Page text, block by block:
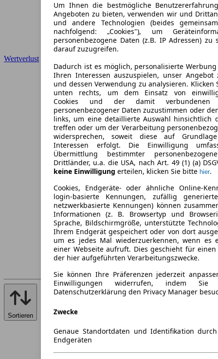
Um Ihnen die bestmögliche
Angeboten zu bieten, verwenden wir und
und andere Technologien (beides
nachfolgend: „Cookies"), um
personenbezogene Daten (z.B. IP Adressen) zu
darauf zuzugreifen.
Dadurch ist es möglich, personalisierte
Ihren Interessen auszuspielen, unser Angebot
und dessen Verwendung zu analysieren. Klicken
unten rechts, um dem Einsatz von
Cookies und der damit verbundenen
personenbezogener Daten zuzustimmen oder
links, um eine detaillierte Auswahl hinsichtlich
treffen oder um der Verarbeitung
widersprechen, soweit diese auf
Interessen erfolgt. Die Einwilligung
Übermittlung bestimmter
Drittländer, u.a. die USA, nach Art. 49 (1) (a)
keine Einwilligung erteilen, klicken Sie bitte hier.
Cookies, Endgeräte- oder ähnliche Online-
login-basierte Kennungen, zufällig
netzwerkbasierte Kennungen) können
Informationen (z. B. Browsertyp und
Sprache, Bildschirmgröße, unterstützte
Ihrem Endgerät gespeichert oder von dort
um es jedes Mal wiederzuerkennen, wenn es
einer Webseite aufruft. Dies geschieht für
der hier aufgeführten Verarbeitungszwecke.
Sie können Ihre Präferenzen jederzeit
Einwilligungen widerrufen, indem
Datenschutzerklärung den Privacy Manager
Zwecke
Genaue Standortdaten und Identifikation
Endgeräten
Wertverlust
Sortieren